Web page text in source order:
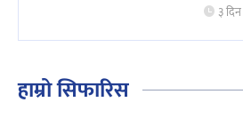
३
हाम्रो सिफारिस